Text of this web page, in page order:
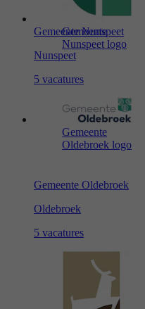
Gemeente
Nunspeet logo
Gemeente Nunspeet
Nunspeet
5 vacatures
Gemeente
Oldebroek logo
Gemeente Oldebroek
Oldebroek
5 vacatures